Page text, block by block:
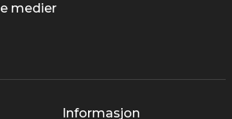
medier
Informasjon